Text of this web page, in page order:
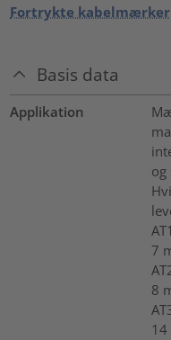
Fortrykte kabelmærker
Basis data
Applikation
og
7
8